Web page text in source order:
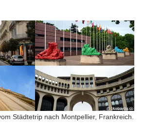
Städtetrip nach Montpellier, Frankreich.